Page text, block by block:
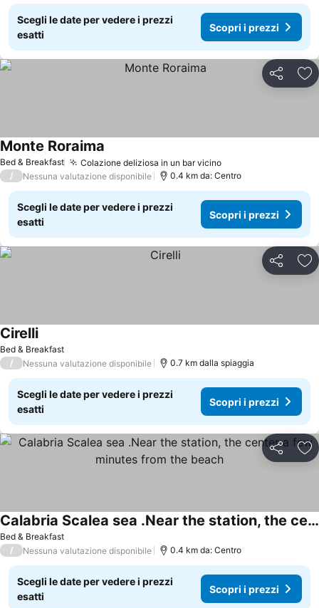
Scegli le date per vedere i prezzi
esatti
Scopri i prezzi
Condividi
Bed & Breakfast Colazione deliziosa in un bar vicinoScopri i prezzi
Monte Roraima
/ Nessuna valutazione disponibile 0.4 km da: Centro
Scegli le date per vedere i prezzi
esatti
Scopri i prezzi
Condividi
Bed & Breakfast
CirelliScopri i prezzi
/ Nessuna valutazione disponibile 0.7 km dalla spiaggia
Scegli le date per vedere i prezzi
esatti
Scopri i prezzi
Condividi
Bed & Breakfast
Calabria Scalea sea .Near the station, the center a few minutes from the beach
Scopri i prezzi
/ Nessuna valutazione disponibile 0.4 km da: Centro
Scegli le date per vedere i prezzi
esatti
Scopri i prezzi